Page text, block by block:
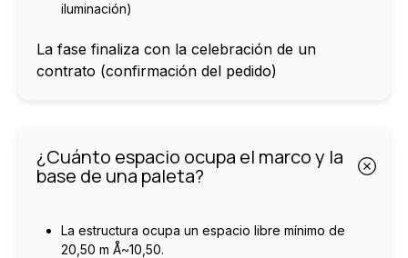
iluminación)
La fase finaliza con la celebración de un
contrato (confirmación del pedido)
¿Cuánto espacio ocupa el marco y la
base de una paleta?
La estructura ocupa un espacio libre mínimo de
20,50 m Å~10,50.